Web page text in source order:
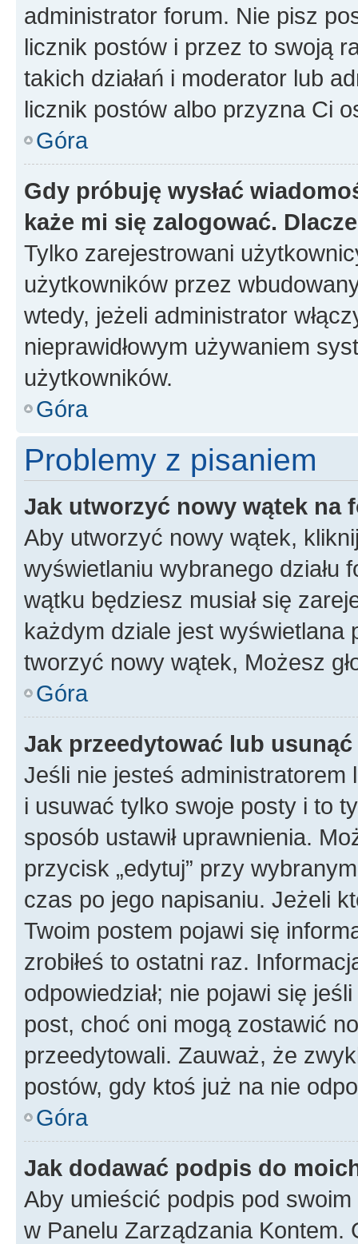
administrator forum. Nie pisz
licznik postów i przez to swoją
takich działań i moderator lub
licznik postów albo przyzna Ci
Góra
Gdy próbuję wysłać
każe mi się zalogować.
Tylko zarejestrowani
użytkowników przez
wtedy, jeżeli administrator
nieprawidłowym używaniem
użytkowników.
Góra
Problemy z pisaniem
Jak utworzyć nowy wątek na
Aby utworzyć nowy wątek,
wyświetlaniu wybranego działu
wątku będziesz musiał się
każdym dziale jest wyświetlana
tworzyć nowy wątek, Możesz
Góra
Jak przeedytować lub
Jeśli nie jesteś
i usuwać tylko swoje posty i to
sposób ustawił uprawnienia.
przycisk „edytuj” przy
czas po jego napisaniu. Jeżeli
Twoim postem pojawi się
zrobiłeś to ostatni raz.
odpowiedział; nie pojawi się
post, choć oni mogą zostawić
przeedytowali. Zauważ, że
postów, gdy ktoś już na nie
Góra
Jak dodawać podpis do
Aby umieścić podpis pod
w Panelu Zarządzania